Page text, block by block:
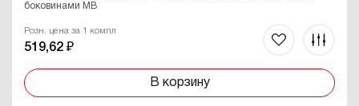
боковинами MB
Розн. цена за 1 компл
519,62 ₽
В корзину